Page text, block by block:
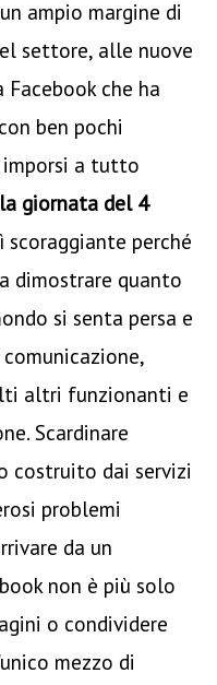
ampio margine di
settore, alle nuove
che ha
ben pochi
a tutto
la giornata del 4
perché
dimostrare quanto
si senta persa e
altri funzionanti e
Scardinare
costruito dai servizi
problemi
da un
non è più solo
o condividere
mezzo di